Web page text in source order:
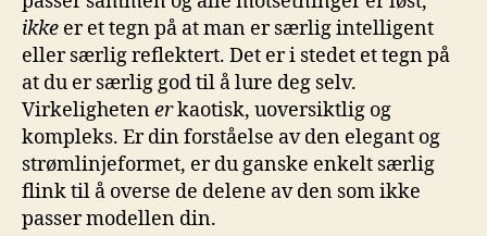
ikke er et tegn på at man er særlig intelligent
eller særlig reflektert. Det er i stedet et tegn på
at du er særlig god til å lure deg selv.
Virkelighetenerkaotisk, uoversiktlig og
kompleks. Er din forståelse av den elegant og
strømlinjeformet, er du ganske enkelt særlig
flink til å overse de delene av den som ikke
passer modellen din.